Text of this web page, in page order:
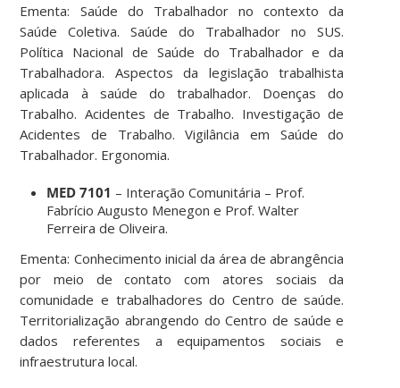
Ementa: Saúde do Trabalhador no contexto da
Saúde Coletiva. Saúde do Trabalhador no SUS.
Política Nacional de Saúde do Trabalhador e da
Trabalhadora. Aspectos da legislação trabalhista
aplicada à saúde do trabalhador. Doenças do
Trabalho. Acidentes de Trabalho. Investigação de
Acidentes de Trabalho. Vigilância em Saúde do
Trabalhador. Ergonomia.
MED 7101 – Interação Comunitária – Prof.
Fabrício Augusto Menegon e Prof. Walter
Ferreira de Oliveira.
Ementa: Conhecimento inicial da área de abrangência
por meio de contato com atores sociais da
comunidade e trabalhadores do Centro de saúde.
Territorialização abrangendo do Centro de saúde e
dados referentes a equipamentos sociais e
infraestrutura local.